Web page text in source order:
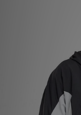
Download de app